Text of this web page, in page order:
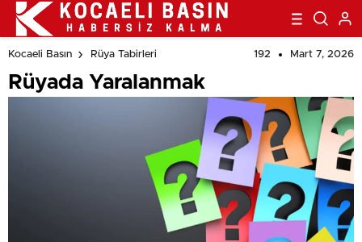
Kocaeli Basın Rüya Tabirleri 192 Mart 7, 2026
Rüyada Yaralanmak